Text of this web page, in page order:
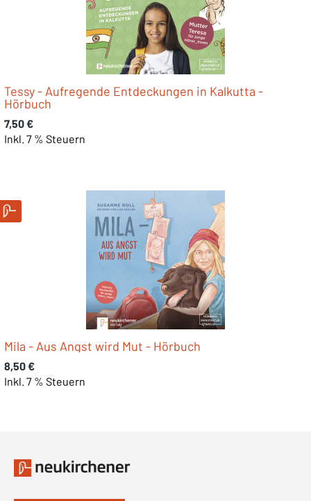
Tessy - Aufregende Entdeckungen in Kalkutta -
Hörbuch
Regulärer Preis:
7,50 €
Inkl. 7 % Steuern
Mila - Aus Angst wird Mut - Hörbuch
Regulärer Preis:
8,50 €
Inkl. 7 % Steuern